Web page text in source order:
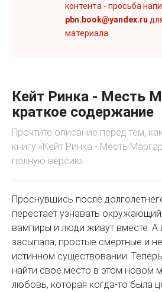
контента - просьба
pbn.book@yandex.ru
материала
Кейт Ринка - Месть
краткое содержание
Прочтите описание перед тем,
книгу «Кейт Ринка - Месть
полную версию:
Проснувшись после
перестает узнавать
вампиры и люди живут вместе. А
засыпала, простые смертные и
истинном существовании.
найти свое место в этом новом
любовь, которая когда-то была